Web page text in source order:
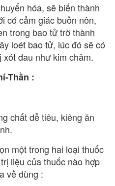
hóa, sẽ biến thành
có cảm giác buồn nôn,
trong bao tử trờ thành
loét bao tử, lúc đó sẽ có
đau như kim châm.
Thần :
chất dễ tiêu, kiêng ăn
một trong hai loại thuốc
liệu của thuốc nào hợp
về dùng :